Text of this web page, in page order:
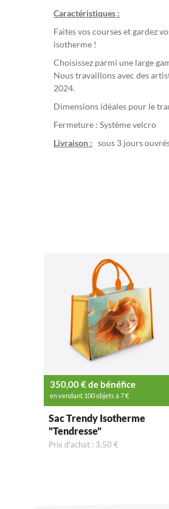
Caractéristiques :
Faites vos courses et gardez
isotherme !
Choisissez parmi une large
Nous travaillons avec des
2024.
Dimensions idéales pour le
Fermeture : Système velcro
Livraison : sous 3 jours
Sac Trendy Isotherme
"Tendresse"
350,00 € de bénéfice
en vendant 100 objets à 7 €
Prix d'achat : 3,50 €